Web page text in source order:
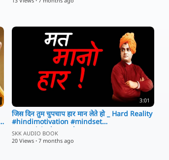
3:01
जिस दिन तुम चुपचाप हार मान लेते हो _ Hard Reality
#hindimotivation #mindset
#swamivivekananda
SKK AUDIO BOOK
20 Views · 7 months ago